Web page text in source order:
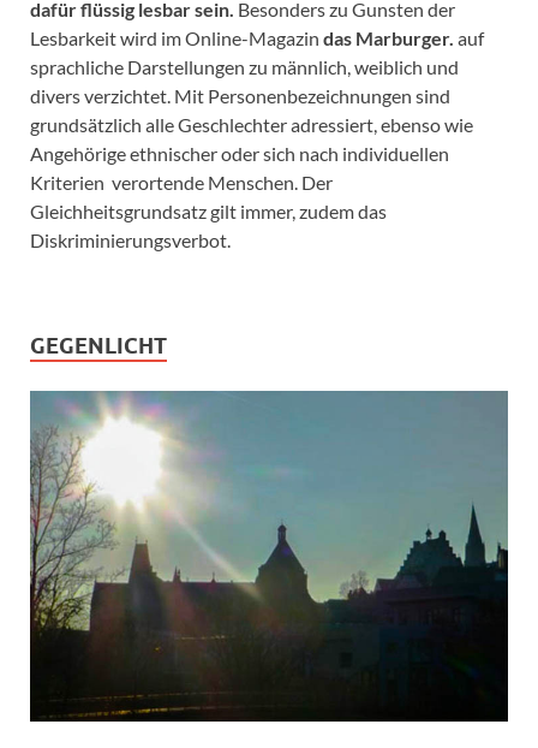
dafür flüssig lesbar sein. Besonders zu Gunsten der
Lesbarkeit wird im Online-Magazin das Marburger. auf
sprachliche Darstellungen zu männlich, weiblich und
divers verzichtet. Mit Personenbezeichnungen sind
grundsätzlich alle Geschlechter adressiert, ebenso wie
Angehörige ethnischer oder sich nach individuellen
Kriterien verortende Menschen. Der
Gleichheitsgrundsatz gilt immer, zudem das
Diskriminierungsverbot.
GEGENLICHT